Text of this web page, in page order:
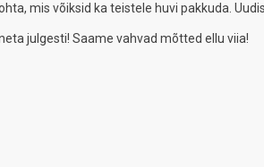
mis võiksid ka teistele huvi pakkuda.
julgesti! Saame vahvad mõtted ellu viia!